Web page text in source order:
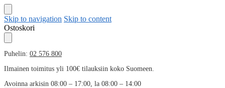
Skip to navigation Skip to content
Ostoskori
Puhelin: 02 576 800
Ilmainen toimitus yli 100€ tilauksiin koko Suomeen.
Avoinna arkisin 08:00 – 17:00, la 08:00 – 14:00